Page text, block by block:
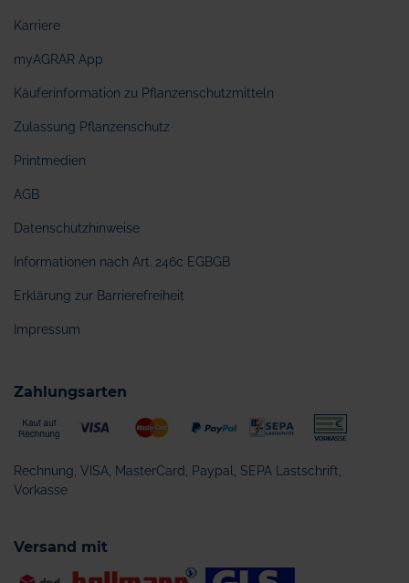
Karriere
myAGRAR App
Käuferinformation zu Pflanzenschutzmitteln
Zulassung Pflanzenschutz
Printmedien
AGB
Datenschutzhinweise
Informationen nach Art. 246c EGBGB
Erklärung zur Barrierefreiheit
Impressum
Zahlungsarten
Rechnung, VISA, MasterCard, Paypal, SEPA Lastschrift,
Vorkasse
Versand mit